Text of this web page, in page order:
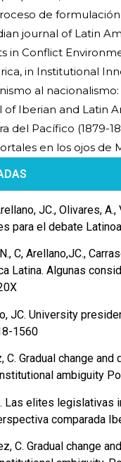
de
journal of Latin
Conflict
in Institutional
al
Iberian and Latin
del Pacífico (1879-
en los ojos de
JC., Olivares,
para el debate
C, Arellano,JC.,
Latina. Algunas
JC. University
1560
C. Gradual change
ambiguity
Las elites
comparada
C. Gradual change